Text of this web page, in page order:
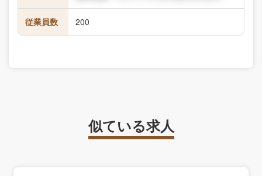
従業員数 200
似ている求人